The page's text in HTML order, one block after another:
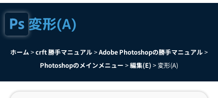
変形(A)
ホーム >crft 勝手マニュアル>Adobe Photoshopの勝手マニュアル>
Photoshopのメインメニュー >編集(E) >変形(A)